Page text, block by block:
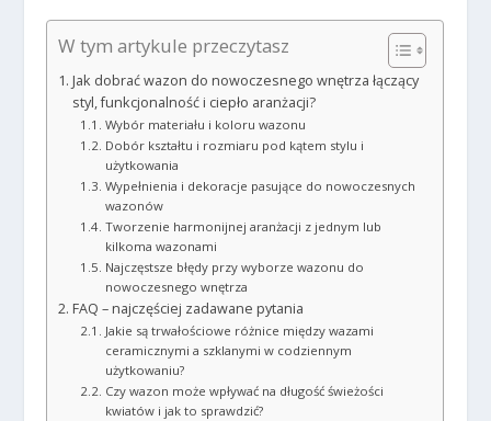
W tym artykule przeczytasz
Jak dobrać wazon do nowoczesnego wnętrza łączący
styl, funkcjonalność i ciepło aranżacji?
Wybór materiału i koloru wazonu
Dobór kształtu i rozmiaru pod kątem stylu i
użytkowania
Wypełnienia i dekoracje pasujące do nowoczesnych
wazonów
Tworzenie harmonijnej aranżacji z jednym lub
kilkoma wazonami
Najczęstsze błędy przy wyborze wazonu do
nowoczesnego wnętrza
FAQ – najczęściej zadawane pytania
Jakie są trwałościowe różnice między wazami
ceramicznymi a szklanymi w codziennym
użytkowaniu?
Czy wazon może wpływać na długość świeżości
kwiatów i jak to sprawdzić?